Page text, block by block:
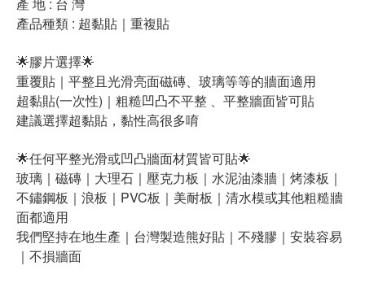
產品種類 : 超黏貼｜重複貼
🌟膠片選擇🌟
重覆貼｜平整且光滑亮面磁磚、玻璃等等的牆面適用
超黏貼(一次性)｜粗糙凹凸不平整 、平整牆面皆可貼
建議選擇超黏貼，黏性高很多唷
🌟任何平整光滑或凹凸牆面材質皆可貼🌟
玻璃｜磁磚｜大理石｜壓克力板｜水泥油漆牆｜烤漆板｜
不鏽鋼板｜浪板｜PVC板｜美耐板｜清水模或其他粗糙牆
面都適用
我們堅持在地生產｜台灣製造熊好貼｜不殘膠｜安裝容易
｜不損牆面